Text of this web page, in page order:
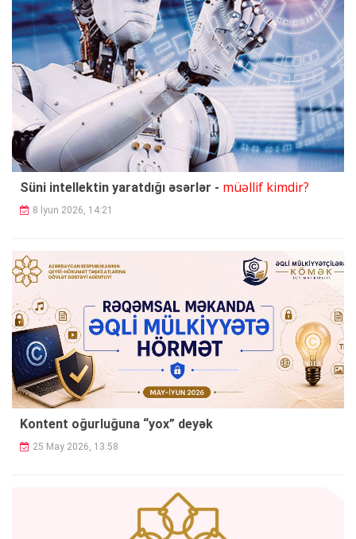
Süni intellektin yaratdığı əsərlər - müəllif kimdir?
8 İyun 2026, 14:21
Kontent oğurluğuna “yox” deyək
25 May 2026, 13:58